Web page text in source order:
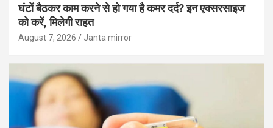
घंटों बैठकर काम करने से हो गया है कमर दर्द? इन एक्सरसाइज
को करें, मिलेगी राहत
August 7, 2026 Janta mirror